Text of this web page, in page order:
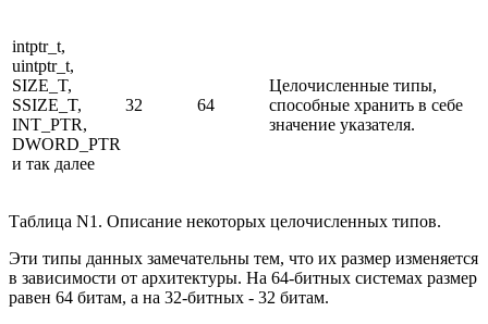
intptr_t,
uintptr_t,
SIZE_T,
SSIZE_T,
INT_PTR,
DWORD_PTR
и так далее
32 64
Целочисленные типы,
способные хранить в себе
значение указателя.
Таблица N1. Описание некоторых целочисленных типов.
Эти типы данных замечательны тем, что их размер изменяется
в зависимости от архитектуры. На 64-битных системах размер
равен 64 битам, а на 32-битных - 32 битам.